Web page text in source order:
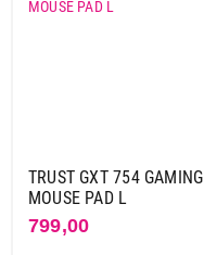
TRUST GXT 754 GAMING
MOUSE PAD L
799,00